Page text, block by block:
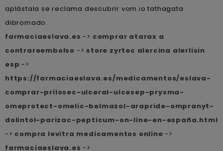
aplástala se reclama descubrir vom io tathagata
dibromado.
farmaciaeslava.es -> comprar atarax a
contrareembolso -> store zyrtec alercina alerlisin
esp ->
https://farmaciaeslava.es/medicamentos/eslava-
comprar-prilosec-ulceral-ulcesep-prysma-
omeprotect-omelic-belmazol-arapride-ompranyt-
dolintol-parizac-pepticum-on-line-en-españa.html
-> compra levitra medicamentos online ->
farmaciaeslava.es ->